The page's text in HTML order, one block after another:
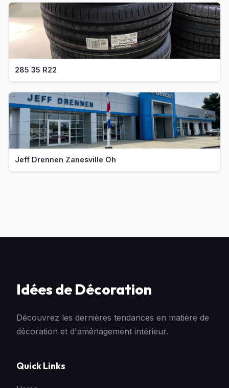
285 35 R22
Jeff Drennen Zanesville Oh
Idées de Décoration
Découvrez les dernières tendances en matière de
décoration et d'aménagement intérieur.
Quick Links